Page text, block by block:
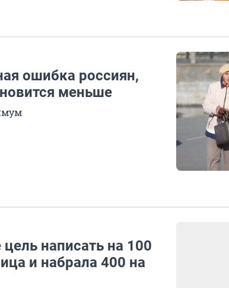
ошибка россиян,
меньше
написать на 100
и набрала 400 на